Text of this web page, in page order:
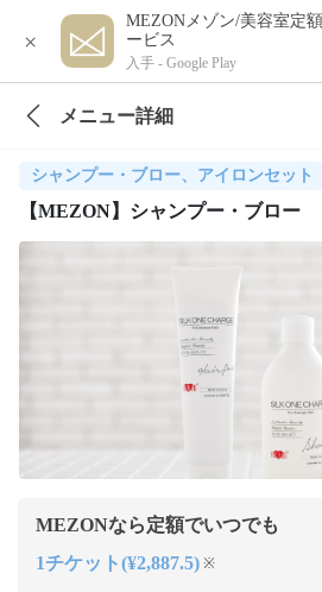
×
MEZONメゾン/美容室定
ービス
入手 - Google Play
メニュー詳細
シャンプー・ブロー、アイロンセット
【MEZON】シャンプー・ブロー
MEZONなら定額でいつでも
1チケット(¥2,887.5) ※